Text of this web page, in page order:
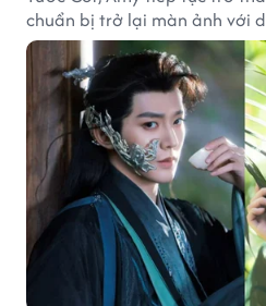
chuẩn bị trở lại màn ảnh với
Phổ.